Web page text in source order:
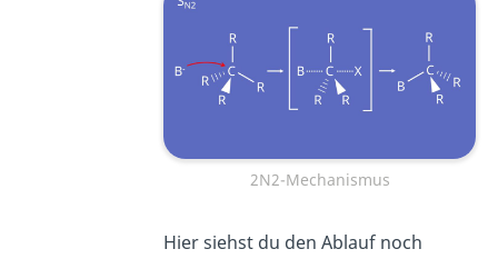
2N2-Mechanismus
Hier siehst du den Ablauf noch